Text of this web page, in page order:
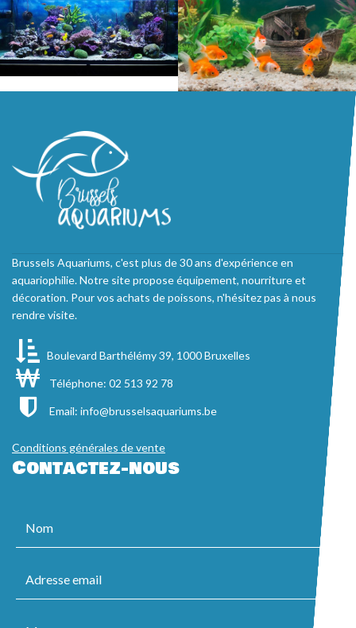
Brussels Aquariums, c'est plus de 30 ans d'expérience en
aquariophilie. Notre site propose équipement, nourriture et
décoration. Pour vos achats de poissons, n'hésitez pas à nous
rendre visite.
Boulevard Barthélémy 39, 1000 Bruxelles
Téléphone: 02 513 92 78
Email: info@brusselsaquariums.be
Conditions générales de vente
Contactez-nous